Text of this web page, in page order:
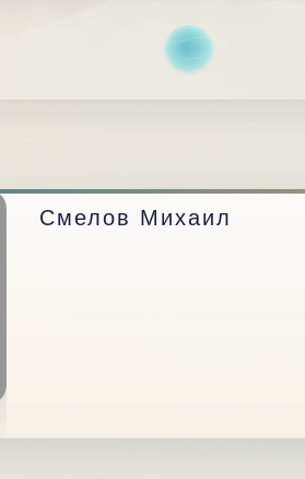
Смелов Михаил